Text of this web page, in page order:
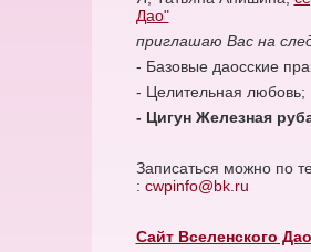
Дао"
приглашаю Вас на
- Базовые даосские
- Целительная любовь;
- Цигун Железная
Записаться можно по
: cwpinfo@bk.ru
Сайт Вселенского